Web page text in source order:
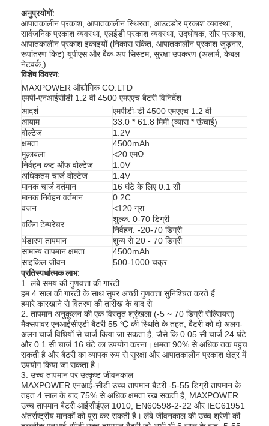
घर
उत्पादों
हमारे बारे में
अनुप्रयोगों:
आपातकालीन प्रकाश, आपातकालीन स्थिरता, आउटडोर प्रकाश व्यवस्था,
सार्वजनिक प्रकाश व्यवस्था, एलईडी प्रकाश व्यवस्था, उद्घोषक, सौर प्रकाश,
आपातकालीन प्रकाश इकाइयों (निकास संकेत, आपातकालीन प्रकाश जुड़नार,
रूपांतरण किट) यूपीएस और बैक-अप सिस्टम, सुरक्षा उपकरण (अलार्म, केबल
नेटवर्क,)
विशेष विवरण:
MAXPOWER औद्योगिक CO.LTD
एमपी-एनआईसीडी 1.2 वी 4500 एमएएच बैटरी विनिर्देश
आदर्श
एमपीडी-डी 4500 एमएएच 1.2 वी
आयाम
33.0 * 61.8 मिमी (व्यास * ऊंचाई)
वोल्टेज
1.2V
क्षमता
4500mAh
मुक़ाबला
<20 एमΩ
निर्वहन कट ऑफ वोल्टेज
1.0V
अधिकतम चार्ज वोल्टेज
1.4V
मानक चार्ज वर्तमान
16 घंटे के लिए 0.1 सी
मानक निर्वहन वर्तमान
0.2C
वजन
<120 ग्रा
वर्किंग टेम्परेचर
शुल्क: 0-70 डिग्री
निर्वहन: -20-70 डिग्री
भंडारण तापमान
शून्य से 20 - 70 डिग्री
सामान्य तापमान क्षमता
4500mAh
साइकिल जीवन
500-1000 चक्र
प्रतिस्पर्धात्मक लाभ:
1. लंबे समय की गुणवत्ता की गारंटी
हम 4 साल की गारंटी के साथ सुपर अच्छी गुणवत्ता सुनिश्चित करते हैं
हमारे कारखाने से वितरण की तारीख के बाद से
2. तापमान अनुकूलन की एक विस्तृत श्रृंखला (-5 ~ 70 डिग्री सेल्सियस)
मैक्सपावर एनआईसीएडी बैटरी 55 ℃ की स्थिति के तहत, बैटरी को दो अलग-
अलग चार्ज विधियों से चार्ज किया जा सकता है, जैसे कि 0.05 सी चार्ज 24 घंटे
और 0.1 सी चार्ज 16 घंटे का उपयोग करना। क्षमता 90% से अधिक तक पहुंच
सकती है और बैटरी का व्यापक रूप से सुरक्षा और आपातकालीन प्रकाश क्षेत्र में
उपयोग किया जा सकता है।
3. उच्च तापमान पर उत्कृष्ट जीवनकाल
MAXPOWER एनआई-सीडी उच्च तापमान बैटरी -5-55 डिग्री तापमान के
तहत 4 साल के बाद 75% से अधिक क्षमता रख सकती है, MAXPOWER
उच्च तापमान बैटरी आईसीईएल 1010, EN60598-2-22 और IEC61951
अंतर्राष्ट्रीय मानकों को पूरा कर सकती है। लंबे जीवनकाल की उच्च श्रेणी की